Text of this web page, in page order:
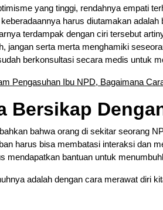
yang tinggi, rendahnya empati
harus diutamakan
terdampak dengan ciri tersebut
jangan serta merta menghamiki
berkonsultasi secara medis untuk
Pengasuhan Ibu NPD, Bagaimana
Bersikap
bahwa orang di sekitar seorang
harus bisa membatasi interaksi dan
mendapatkan bantuan untuk
adalah dengan cara merawat diri